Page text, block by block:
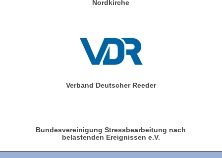
Nordkirche
Verband Deutscher Reeder
Bundesvereinigung Stressbearbeitung nach
belastenden Ereignissen e.V.